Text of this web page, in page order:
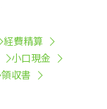
経費精算
小口現金
領収書